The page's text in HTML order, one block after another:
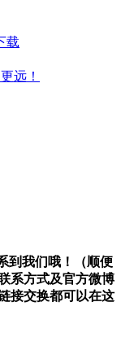
载
远！
到我们哦！（顺便
系方式及官方微博
接交换都可以在这